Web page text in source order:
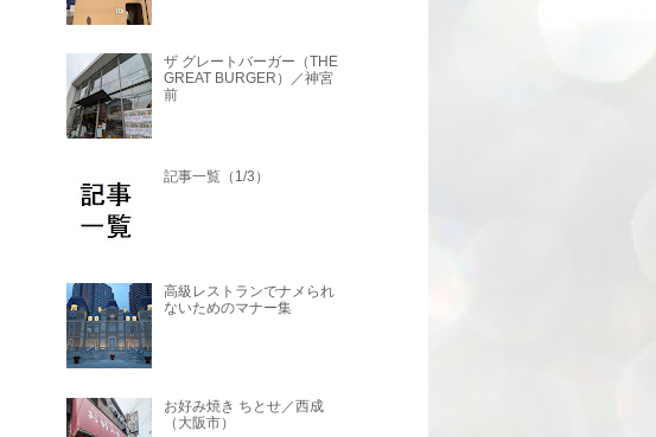
ザ グレートバーガー（THE
GREAT BURGER）／神宮
前
記事一覧（1/3）
高級レストランでナメられ
ないためのマナー集
お好み焼き ちとせ／西成
（大阪市）